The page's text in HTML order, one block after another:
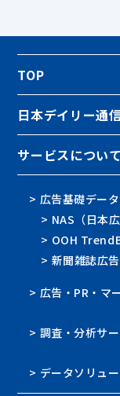
TOP
日本デイリー通
サービスについて
> 広告基礎デー
> NAS（日本広
> OOH
> 新聞雑誌広
> 広告・PR・マ
> 調査・分析サ
> データソリュ